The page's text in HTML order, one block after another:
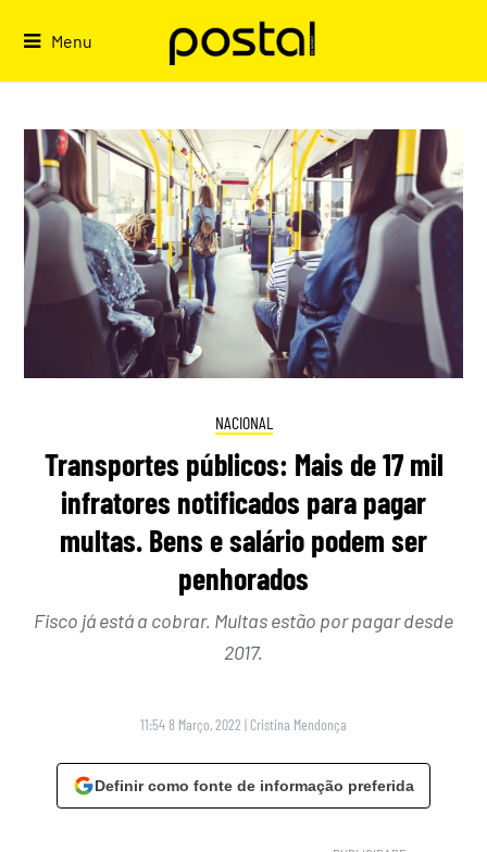
Menu
NACIONAL
Transportes públicos: Mais de 17 mil
infratores notificados para pagar
multas. Bens e salário podem ser
penhorados
Fisco já está a cobrar. Multas estão por pagar desde
2017.
11:54 8 Março, 2022 | Cristina Mendonça
Definir como fonte de informação preferida